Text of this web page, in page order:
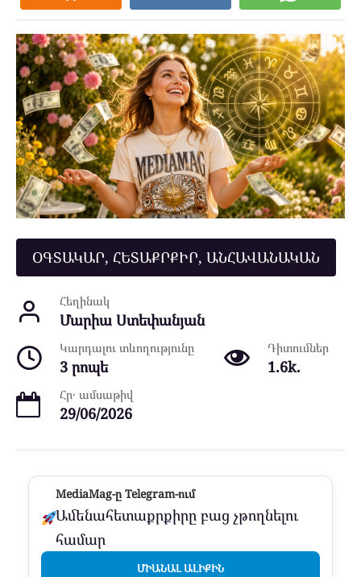
ՕԳՏԱԿԱՐ, ՀԵՏԱՔՐՔԻՐ, ԱՆՀԱՎԱՆԱԿԱՆ
Հեղինակ
Մարիա Ստեփանյան
Կարդալու տևողությունը
3 րոպե
Դիտումներ
1.6k.
Հր․ ամսաթիվ
29/06/2026
MediaMag-ը Telegram-ում
Ամենահետաքրքիրը բաց չթողնելու
համար
ՄԻԱՆԱԼ ԱԼԻՔԻՆ